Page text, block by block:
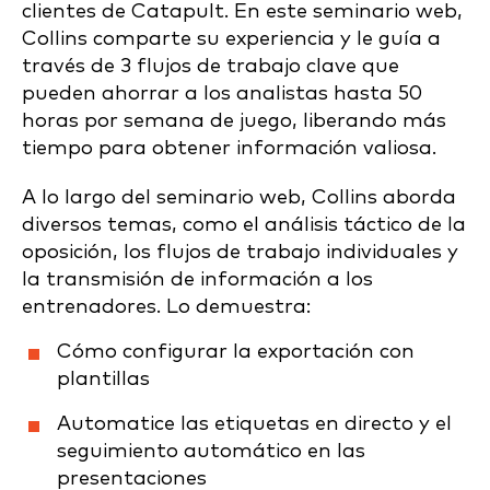
clientes de Catapult. En este seminario web,
Collins comparte su experiencia y le guía a
través de 3 flujos de trabajo clave que
pueden ahorrar a los analistas hasta 50
horas por semana de juego, liberando más
tiempo para obtener información valiosa.
A lo largo del seminario web, Collins aborda
diversos temas, como el análisis táctico de la
oposición, los flujos de trabajo individuales y
la transmisión de información a los
entrenadores. Lo demuestra:
Cómo configurar la exportación con
plantillas
Automatice las etiquetas en directo y el
seguimiento automático en las
presentaciones